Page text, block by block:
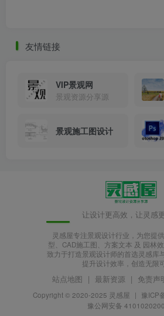
友情链接
VIP景观网
景观资源分享源
景观施工图设计
让设计更高效，让灵感
灵感屋专注景观设计行业，为您提
型、CAD施工图、方案文本 及 园林
致力于打造景观设计师的首选灵感库
提升设计效率，创造无限
站点地图 | 最新资源 | 免责声
Copyright © 2020-2025 灵感屋 | 豫ICP
豫公网安备